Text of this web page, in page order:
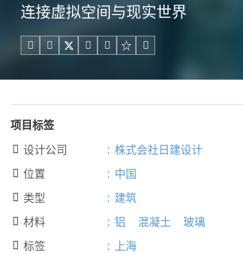
连接虚拟空间与现实世界
    
项目标签
 设计公司 : 株式会社日建设计
 位置 : 中国
 类型 : 建筑
 材料 : 铝 混凝土 玻璃
 标签 : 上海